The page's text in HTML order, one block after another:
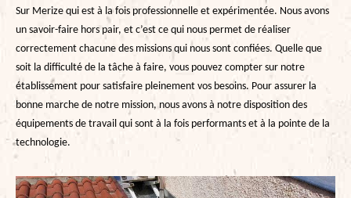
Sur Merize qui est à la fois professionnelle et expérimentée. Nous avons
un savoir-faire hors pair, et c’est ce qui nous permet de réaliser
correctement chacune des missions qui nous sont confiées. Quelle que
soit la difficulté de la tâche à faire, vous pouvez compter sur notre
établissement pour satisfaire pleinement vos besoins. Pour assurer la
bonne marche de notre mission, nous avons à notre disposition des
équipements de travail qui sont à la fois performants et à la pointe de la
technologie.